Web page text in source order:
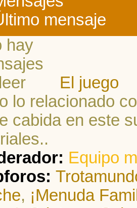
mensaje
El juego
lo relacionado
cabida en este
Equipo
, ¡Menuda